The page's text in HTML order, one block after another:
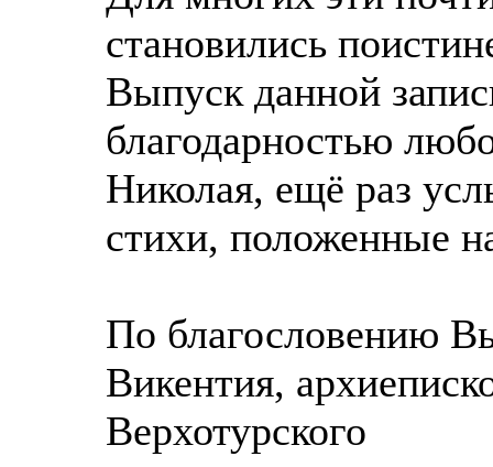
становились
Выпуск данной
благодарностью
Николая, ещё раз
стихи, положенные
По благословению
Викентия,
Верхотурского